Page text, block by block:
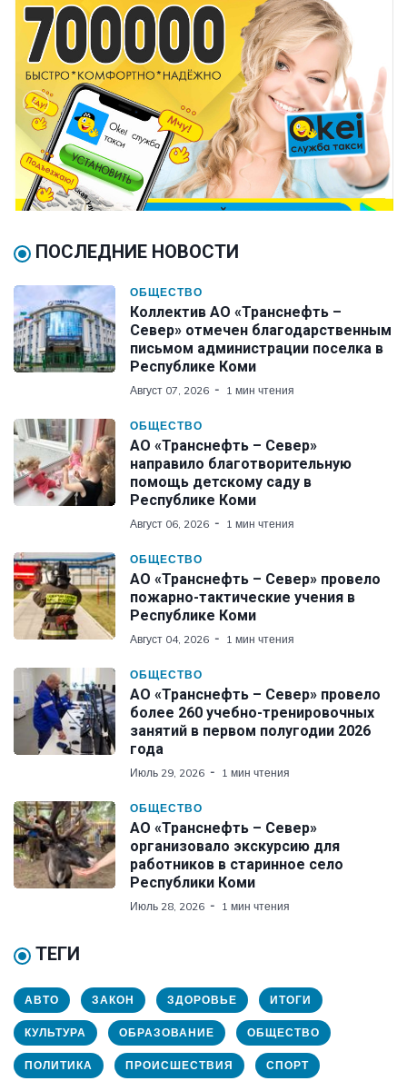
ПОСЛЕДНИЕ НОВОСТИ
ОБЩЕСТВО
Коллектив АО «Транснефть –
Север» отмечен благодарственным
письмом администрации поселка в
Республике Коми
Август 07, 2026 1 мин чтения
ОБЩЕСТВО
АО «Транснефть – Север»
направило благотворительную
помощь детскому саду в
Республике Коми
Август 06, 2026 1 мин чтения
ОБЩЕСТВО
АО «Транснефть – Север» провело
пожарно-тактические учения в
Республике Коми
Август 04, 2026 1 мин чтения
ОБЩЕСТВО
АО «Транснефть – Север» провело
более 260 учебно-тренировочных
занятий в первом полугодии 2026
года
Июль 29, 2026 1 мин чтения
ОБЩЕСТВО
АО «Транснефть – Север»
организовало экскурсию для
работников в старинное село
Республики Коми
Июль 28, 2026 1 мин чтения
ТЕГИ
АВТО ЗАКОН ЗДОРОВЬЕ ИТОГИ
КУЛЬТУРА ОБРАЗОВАНИЕ ОБЩЕСТВО
ПОЛИТИКА ПРОИСШЕСТВИЯ СПОРТ